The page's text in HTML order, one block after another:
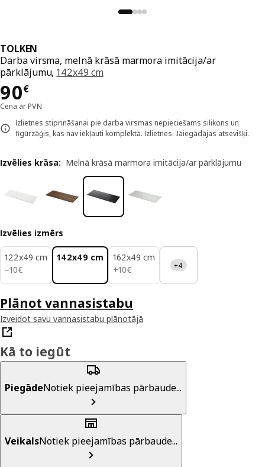
TOLKEN
Darba virsma, melnā krāsā marmora imitācija/ar
pārklājumu, 142x49 cm
90€
Cena 90€
Cena ar PVN
Izlietnes stiprināšanai pie darba virsmas nepieciešams silikons un
figūrzāģis, kas nav iekļauti komplektā. Izlietnes. Jāiegādājas atsevišķi.
Izvēlies krāsa: Melnā krāsā marmora imitācija/ar pārklājumu
Izvēlies izmērs
122x49 cm
−10€
10€
142x49 cm
162x49 cm
+10€
10€ +4
Plānot vannasistabu
Izveidot savu vannasistabu plānotājā
Kā to iegūt
PiegādeNotiek pieejamības pārbaude...
VeikalsNotiek pieejamības pārbaude...